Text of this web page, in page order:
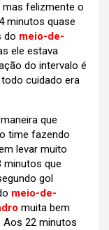
mas felizmente o
minutos quase
do meio-de-
ele estava
do intervalo é
cuidado era
que
time fazendo
levar muito
minutos que
gol
meio-de-
muita bem
Aos 22 minutos